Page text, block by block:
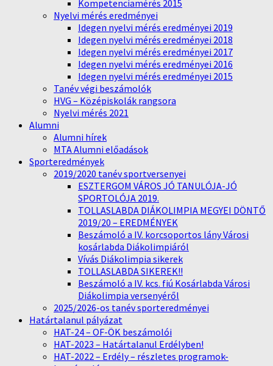
Kompetenciamérés 2015
Nyelvi mérés eredményei
Idegen nyelvi mérés eredményei 2019
Idegen nyelvi mérés eredményei 2018
Idegen nyelvi mérés eredményei 2017
Idegen nyelvi mérés eredményei 2016
Idegen nyelvi mérés eredményei 2015
Tanév végi beszámolók
HVG – Középiskolák rangsora
Nyelvi mérés 2021
Alumni
Alumni hírek
MTA Alumni előadások
Sporteredmények
2019/2020 tanév sportversenyei
ESZTERGOM VÁROS JÓ TANULÓJA-JÓ
SPORTOLÓJA 2019.
TOLLASLABDA DIÁKOLIMPIA MEGYEI DÖNTŐ
2019/20 – EREDMÉNYEK
Beszámoló a IV. korcsoportos lány Városi
kosárlabda Diákolimpiáról
Vívás Diákolimpia sikerek
TOLLASLABDA SIKEREK!!
Beszámoló a IV. kcs. fiú Kosárlabda Városi
Diákolimpia versenyéről
2025/2026-os tanév sporteredményei
Határtalanul pályázat
HAT-24 – OF-ÖK beszámolói
HAT-2023 – Határtalanul Erdélyben!
HAT-2022 – Erdély – részletes programok-